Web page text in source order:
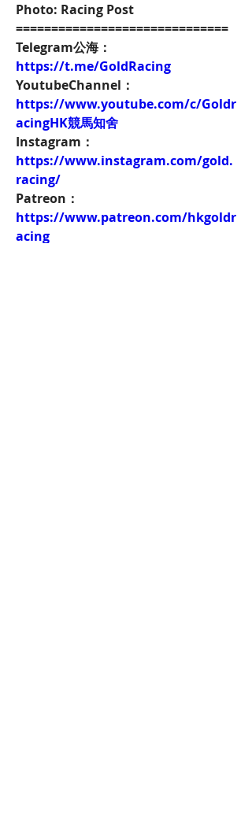
Photo: Racing Post
==============================
Telegram公海：
https://t.me/GoldRacing
YoutubeChannel：
https://www.youtube.com/c/Goldr
acingHK競馬知舍
Instagram：
https://www.instagram.com/gold.
racing/
Patreon：
https://www.patreon.com/hkgoldr
acing